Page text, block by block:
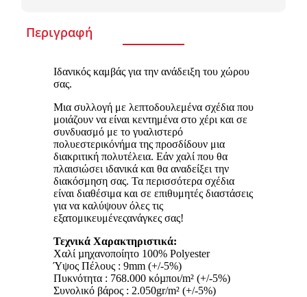
Περιγραφή
Ιδανικός καμβάς για την ανάδειξη του χώρου
σας.
Μια συλλογή με λεπτοδουλεμένα σχέδια που
μοιάζουν να είναι κεντημένα στο χέρι και σε
συνδυασμό με το γυαλιστερό
πολυεστερικόνήμα της προσδίδουν μια
διακριτική πολυτέλεια. Εάν χαλί που θα
πλαισιώσει ιδανικά και θα αναδείξει την
διακόσμηση σας. Τα περισσότερα σχέδια
είναι διαθέσιμα και σε επιθυμητές διαστάσεις
για να καλύψουν όλες τις
εξατομικευμένεςανάγκες σας!
Τεχνικά Χαρακτηριστικά:
Χαλί µηχανοποίητο 100% Polyester
Ύψος Πέλους : 9mm (+/-5%)
Πυκνότητα : 768.000 κόµποι/m² (+/-5%)
Συνολικό βάρος : 2.050gr/m² (+/-5%)